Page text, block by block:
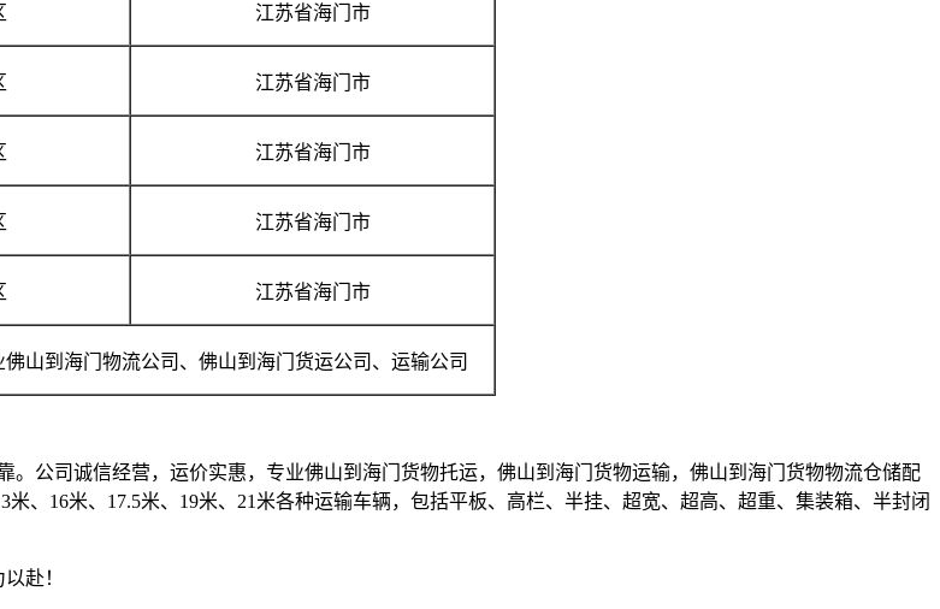
江苏省海门市
江苏省海门市
江苏省海门市
江苏省海门市
江苏省海门市
山到海门物流公司、佛山到海门货运公司、运输公司
司诚信经营，运价实惠，专业佛山到海门货物托运，佛山到海门货物运输，佛山到海门货物物流仓储配
、16米、17.5米、19米、21米各种运输车辆，包括平板、高栏、半挂、超宽、超高、超重、集装箱、半封闭
赴！